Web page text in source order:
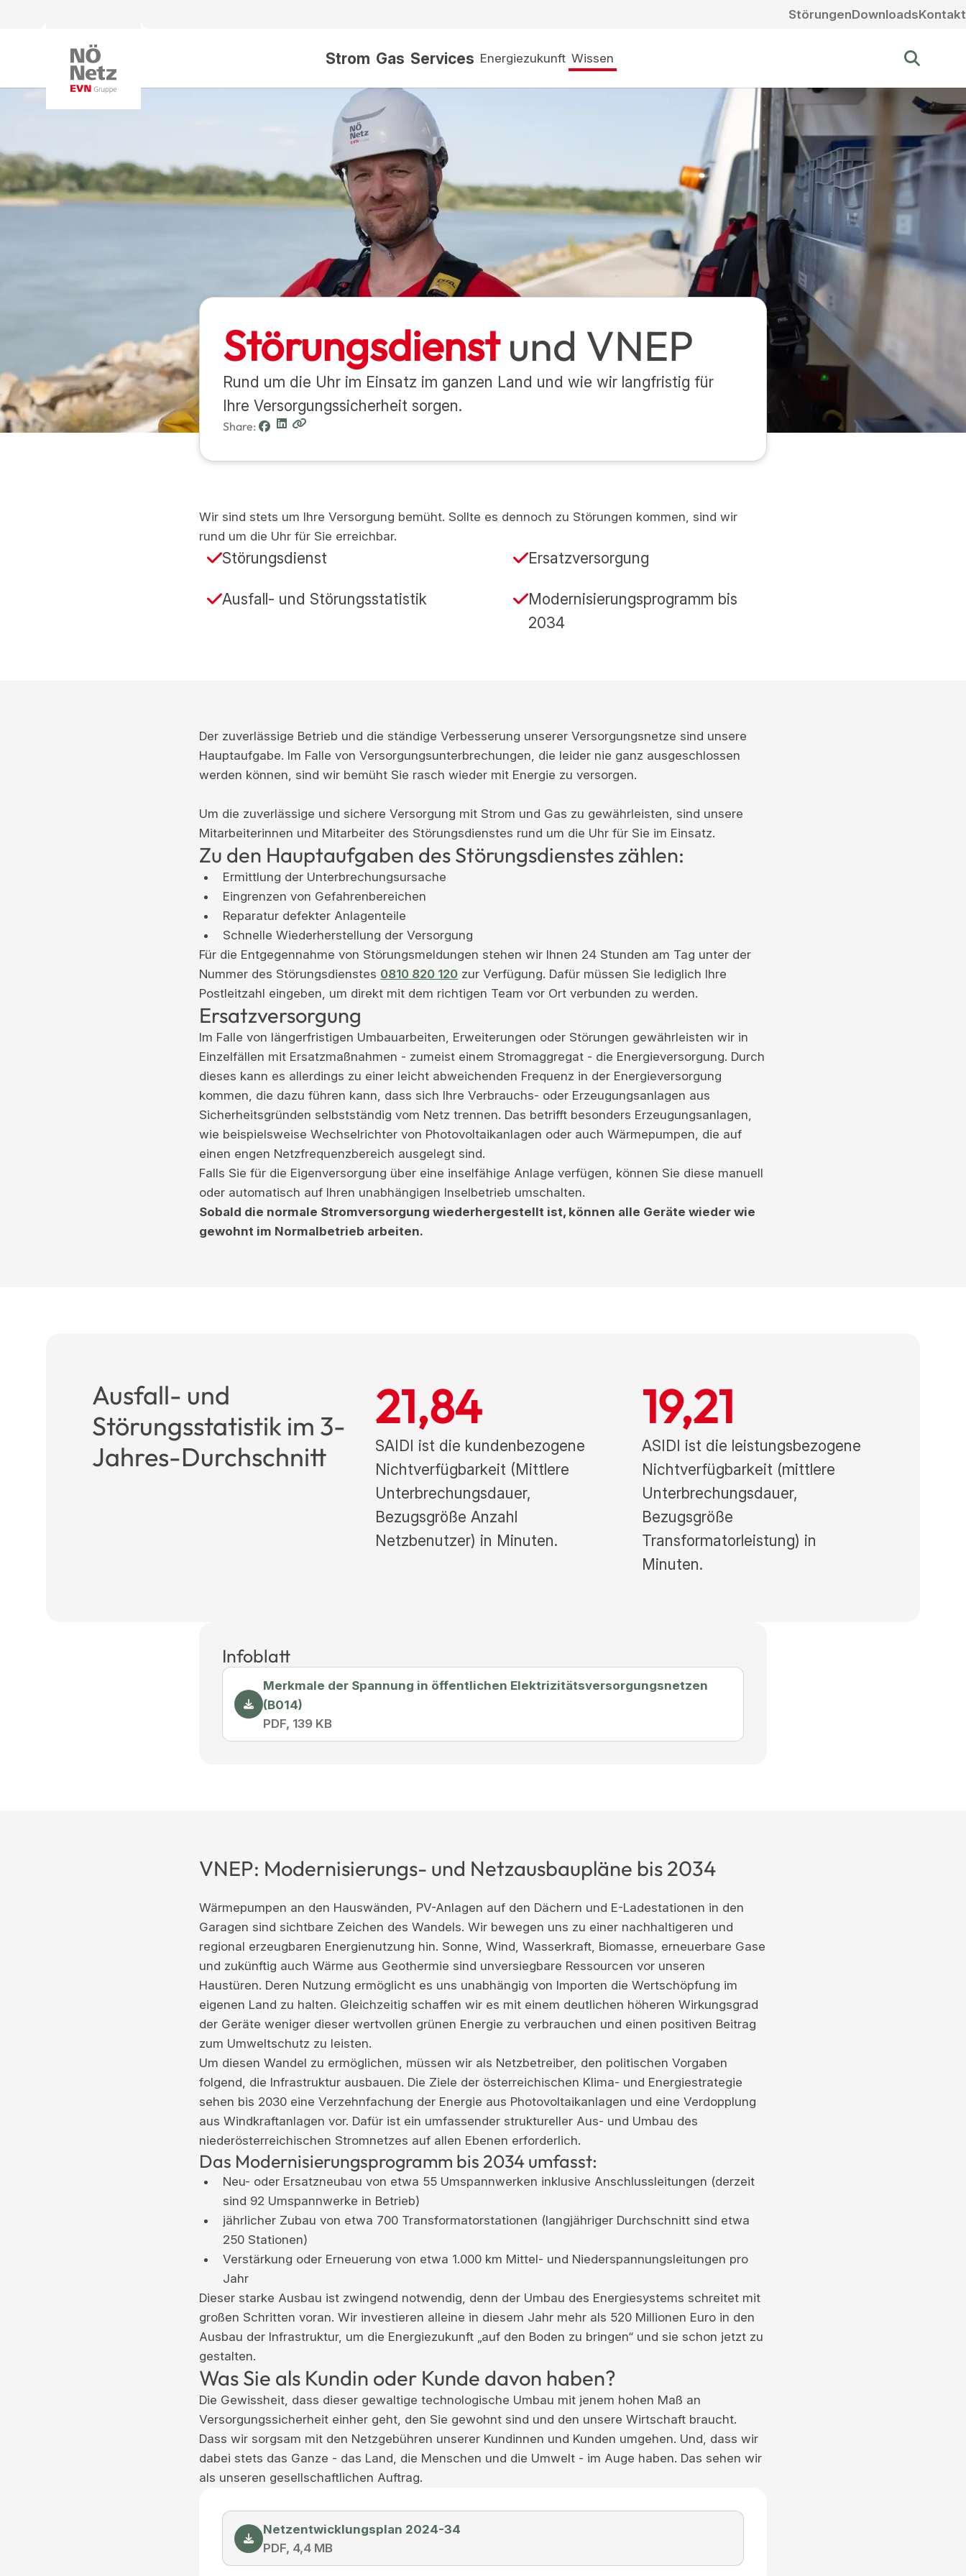
Strom Gas Services Energiezukunft Wissen
StörungenDownloadsKontakt
Störungsdienstund VNEP
Rund um die Uhr im Einsatz im ganzen Land und wie wir langfristig für
Ihre Versorgungssicherheit sorgen.
Share:
Wir sind stets um Ihre Versorgung bemüht. Sollte es dennoch zu Störungen kommen, sind wir
rund um die Uhr für Sie erreichbar.
Störungsdienst Ersatzversorgung
Ausfall- und Störungsstatistik
Modernisierungsprogramm bis
2034
Der zuverlässige Betrieb und die ständige Verbesserung unserer Versorgungsnetze sind unsere
Hauptaufgabe. Im Falle von Versorgungsunterbrechungen, die leider nie ganz ausgeschlossen
werden können, sind wir bemüht Sie rasch wieder mit Energie zu versorgen.
Um die zuverlässige und sichere Versorgung mit Strom und Gas zu gewährleisten, sind unsere
Mitarbeiterinnen und Mitarbeiter des Störungsdienstes rund um die Uhr für Sie im Einsatz.
Zu den Hauptaufgaben des Störungsdienstes zählen:
Ermittlung der Unterbrechungsursache
Eingrenzen von Gefahrenbereichen
Reparatur defekter Anlagenteile
Schnelle Wiederherstellung der Versorgung
Für die Entgegennahme von Störungsmeldungen stehen wir Ihnen 24 Stunden am Tag unter der
Nummer des Störungsdienstes 0810 820 120 zur Verfügung. Dafür müssen Sie lediglich Ihre
Postleitzahl eingeben, um direkt mit dem richtigen Team vor Ort verbunden zu werden.
Ersatzversorgung
Im Falle von längerfristigen Umbauarbeiten, Erweiterungen oder Störungen gewährleisten wir in
Einzelfällen mit Ersatzmaßnahmen - zumeist einem Stromaggregat - die Energieversorgung. Durch
dieses kann es allerdings zu einer leicht abweichenden Frequenz in der Energieversorgung
kommen, die dazu führen kann, dass sich Ihre Verbrauchs- oder Erzeugungsanlagen aus
Sicherheitsgründen selbstständig vom Netz trennen. Das betrifft besonders Erzeugungsanlagen,
wie beispielsweise Wechselrichter von Photovoltaikanlagen oder auch Wärmepumpen, die auf
einen engen Netzfrequenzbereich ausgelegt sind.
Falls Sie für die Eigenversorgung über eine inselfähige Anlage verfügen, können Sie diese manuell
oder automatisch auf Ihren unabhängigen Inselbetrieb umschalten.
Sobald die normale Stromversorgung wiederhergestellt ist, können alle Geräte wieder wie
gewohnt im Normalbetrieb arbeiten.
Ausfall- und
Störungsstatistik im 3-
Jahres-Durchschnitt
21,84
SAIDI ist die kundenbezogene
Nichtverfügbarkeit (Mittlere
Unterbrechungsdauer,
Bezugsgröße Anzahl
Netzbenutzer) in Minuten.
19,21
ASIDI ist die leistungsbezogene
Nichtverfügbarkeit (mittlere
Unterbrechungsdauer,
Bezugsgröße
Transformatorleistung) in
Minuten.
Infoblatt
Merkmale der Spannung in öffentlichen Elektrizitätsversorgungsnetzen
(B014)
PDF, 139 KB
VNEP: Modernisierungs- und Netzausbaupläne bis 2034
Wärmepumpen an den Hauswänden, PV-Anlagen auf den Dächern und E-Ladestationen in den
Garagen sind sichtbare Zeichen des Wandels. Wir bewegen uns zu einer nachhaltigeren und
regional erzeugbaren Energienutzung hin. Sonne, Wind, Wasserkraft, Biomasse, erneuerbare Gase
und zukünftig auch Wärme aus Geothermie sind unversiegbare Ressourcen vor unseren
Haustüren. Deren Nutzung ermöglicht es uns unabhängig von Importen die Wertschöpfung im
eigenen Land zu halten. Gleichzeitig schaffen wir es mit einem deutlichen höheren Wirkungsgrad
der Geräte weniger dieser wertvollen grünen Energie zu verbrauchen und einen positiven Beitrag
zum Umweltschutz zu leisten.
Um diesen Wandel zu ermöglichen, müssen wir als Netzbetreiber, den politischen Vorgaben
folgend, die Infrastruktur ausbauen. Die Ziele der österreichischen Klima- und Energiestrategie
sehen bis 2030 eine Verzehnfachung der Energie aus Photovoltaikanlagen und eine Verdopplung
aus Windkraftanlagen vor. Dafür ist ein umfassender struktureller Aus- und Umbau des
niederösterreichischen Stromnetzes auf allen Ebenen erforderlich.
Das Modernisierungsprogramm bis 2034 umfasst:
Neu- oder Ersatzneubau von etwa 55 Umspannwerken inklusive Anschlussleitungen (derzeit
sind 92 Umspannwerke in Betrieb)
jährlicher Zubau von etwa 700 Transformatorstationen (langjähriger Durchschnitt sind etwa
250 Stationen)
Verstärkung oder Erneuerung von etwa 1.000 km Mittel- und Niederspannungsleitungen pro
Jahr
Dieser starke Ausbau ist zwingend notwendig, denn der Umbau des Energiesystems schreitet mit
großen Schritten voran. Wir investieren alleine in diesem Jahr mehr als 520 Millionen Euro in den
Ausbau der Infrastruktur, um die Energiezukunft „auf den Boden zu bringen“ und sie schon jetzt zu
gestalten.
Was Sie als Kundin oder Kunde davon haben?
Die Gewissheit, dass dieser gewaltige technologische Umbau mit jenem hohen Maß an
Versorgungssicherheit einher geht, den Sie gewohnt sind und den unsere Wirtschaft braucht.
Dass wir sorgsam mit den Netzgebühren unserer Kundinnen und Kunden umgehen. Und, dass wir
dabei stets das Ganze - das Land, die Menschen und die Umwelt - im Auge haben. Das sehen wir
als unseren gesellschaftlichen Auftrag.
Netzentwicklungsplan 2024-34
PDF, 4,4 MB